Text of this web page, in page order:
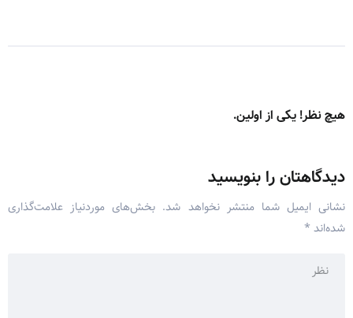
هیچ نظر! یکی از اولین.
دیدگاهتان را بنویسید
نشانی ایمیل شما منتشر نخواهد شد. بخش‌های موردنیاز علامت‌گذاری
شده‌اند *